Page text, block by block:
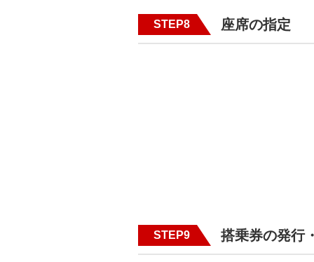
STEP8 座席の指定
STEP9 搭乗券の発行